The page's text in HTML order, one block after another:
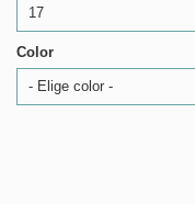
17
Color
- Elige color -